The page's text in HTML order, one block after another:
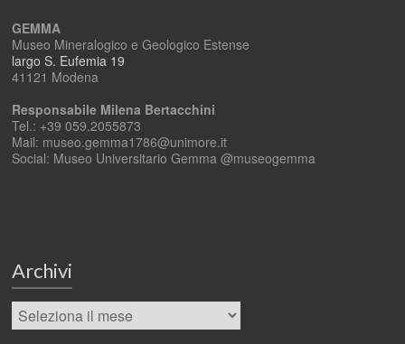
GEMMA
Museo Mineralogico e Geologico Estense
largo S. Eufemia 19
41121 Modena
Responsabile Milena Bertacchini
Tel.: +39 059.2055873
Mail: museo.gemma1786@unimore.it
Social: Museo Universitario Gemma @museogemma
Archivi